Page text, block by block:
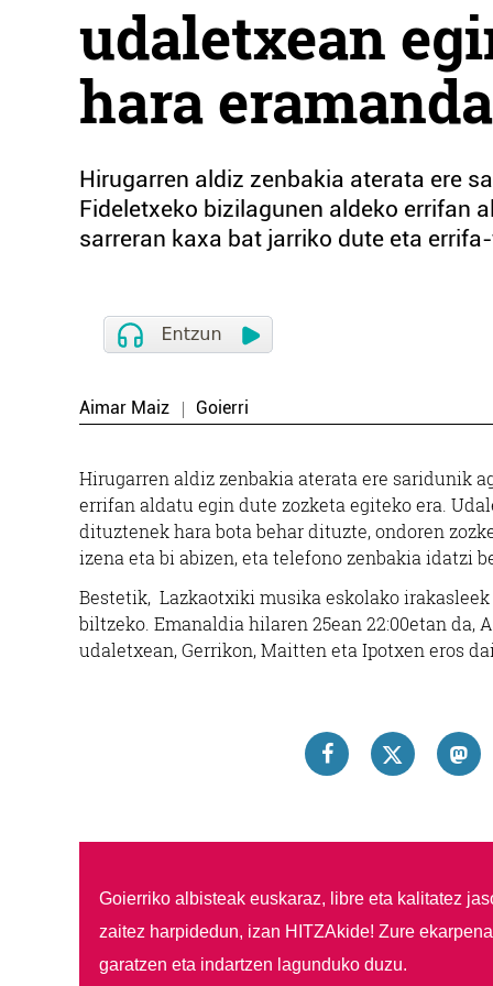
udaletxean
hara eramanda
Hirugarren aldiz zenbakia aterata ere
Fideletxeko bizilagunen aldeko errifan
sarreran kaxa bat jarriko dute eta
Aimar Maiz Goierri
Hirugarren aldiz zenbakia aterata ere saridunik
errifan aldatu egin dute zozketa egiteko era.
dituztenek hara bota behar dituzte, ondoren
izena eta bi abizen, eta telefono zenbakia idatzi
Bestetik, Lazkaotxiki musika eskolako
biltzeko. Emanaldia hilaren 25ean 22:00etan da,
udaletxean, Gerrikon, Maitten eta Ipotxen eros
Goierriko albisteak euskaraz, libre eta kalitatez
zaitez harpidedun, izan HITZAkide! Zure
garatzen eta indartzen lagunduko duzu.